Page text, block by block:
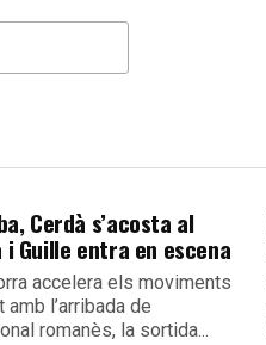
Cerdà s’acosta al
i Guille entra en escena
accelera els moviments
amb l’arribada de
romanès, la sortida...